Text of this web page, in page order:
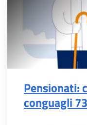
Pensionati:
conguagli